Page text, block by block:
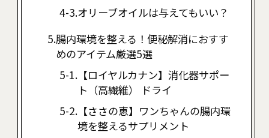
オリーブオイルは与えてもいい？
腸内環境を整える！便秘解消におすす
めのアイテム厳選5選
【ロイヤルカナン】消化器サポー
ト（高繊維） ドライ
【ささの恵】ワンちゃんの腸内環
境を整えるサプリメント